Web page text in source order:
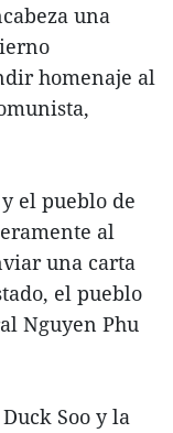
una
homenaje al
el pueblo de
al
una carta
el pueblo
Nguyen Phu
Soo y la